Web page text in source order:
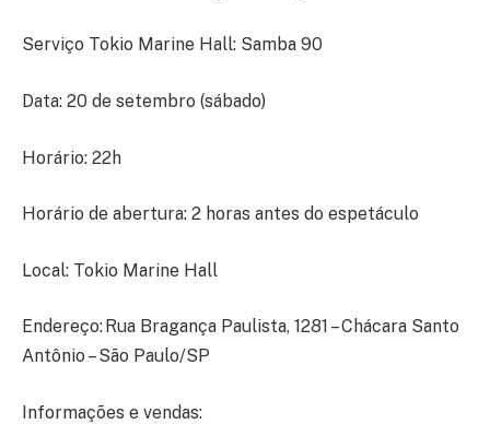
Serviço Tokio Marine Hall: Samba 90
Data: 20 de setembro (sábado)
Horário: 22h
Horário de abertura: 2 horas antes do espetáculo
Local: Tokio Marine Hall
Endereço: Rua Bragança Paulista, 1281 – Chácara Santo
Antônio – São Paulo/SP
Informações e vendas: